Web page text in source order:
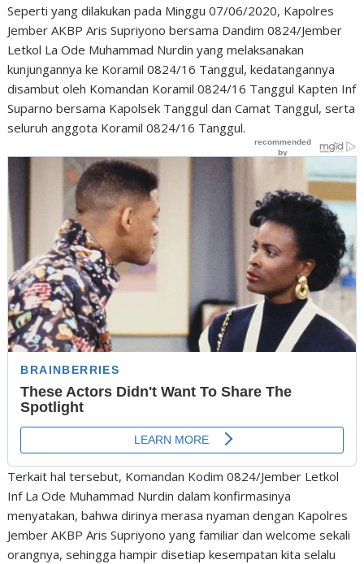
Seperti yang dilakukan pada Minggu 07/06/2020, Kapolres
Jember AKBP Aris Supriyono bersama Dandim 0824/Jember
Letkol La Ode Muhammad Nurdin yang melaksanakan
kunjungannya ke Koramil 0824/16 Tanggul, kedatangannya
disambut oleh Komandan Koramil 0824/16 Tanggul Kapten Inf
Suparno bersama Kapolsek Tanggul dan Camat Tanggul, serta
seluruh anggota Koramil 0824/16 Tanggul.
Terkait hal tersebut, Komandan Kodim 0824/Jember Letkol
Inf La Ode Muhammad Nurdin dalam konfirmasinya
menyatakan, bahwa dirinya merasa nyaman dengan Kapolres
Jember AKBP Aris Supriyono yang familiar dan welcome sekali
orangnya, sehingga hampir disetiap kesempatan kita selalu